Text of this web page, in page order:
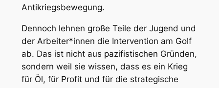
Antikriegsbewegung.
Dennoch lehnen große Teile der Jugend und
der Arbeiter*innen die Intervention am Golf
ab. Das ist nicht aus pazifistischen Gründen,
sondern weil sie wissen, dass es ein Krieg
für Öl, für Profit und für die strategische